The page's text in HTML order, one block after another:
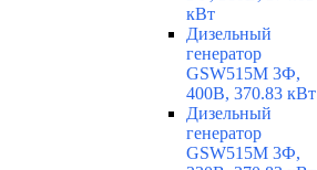
кВт
Дизельный
генератор
GSW515M 3Ф,
400В, 370.83 кВт
Дизельный
генератор
GSW515M 3Ф,